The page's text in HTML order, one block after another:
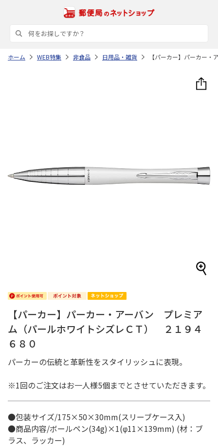
ホーム WEB特集 非食品 日用品・雑貨 【パーカー】パーカー
【パーカー】パーカー・アーバン プレミア
ム（パールホワイトシズレＣＴ） ２１９４
６８０
パーカーの伝統と革新性をスタイリッシュに表現。
※1回のご注文はお一人様5個までとさせていただきます。
●包装サイズ/175×50×30mm(スリーブケース入)
●商品内容/ボールペン(34g)×1(φ11×139mm) (材：ブ
ラス、ラッカー)